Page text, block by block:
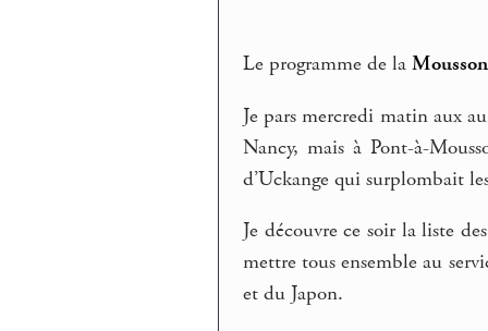
Le programme de la
Je pars mercredi matin aux
Nancy, mais à Pont-à-
d’Uckange qui surplombait
Je découvre ce soir la liste
mettre tous ensemble au
et du Japon.